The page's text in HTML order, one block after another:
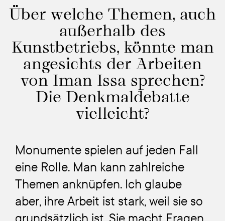
Über welche Themen, auch
außerhalb des
Kunstbetriebs, könnte man
angesichts der Arbeiten
von Iman Issa sprechen?
Die Denkmaldebatte
vielleicht?
Monumente spielen auf jeden Fall
eine Rolle. Man kann zahlreiche
Themen anknüpfen. Ich glaube
aber, ihre Arbeit ist stark, weil sie so